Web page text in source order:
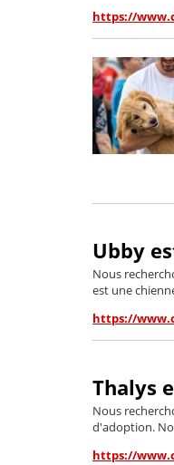
https://
Ubby
Nous
est une
https://
Thalys
Nous
d'adoption.
https://